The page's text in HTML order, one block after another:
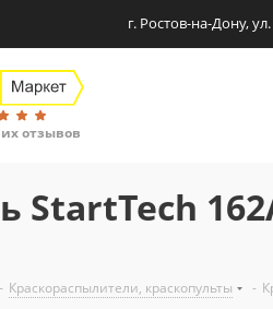
г. Ростов-на-Дону,
отзывов
StartTech
- Краскораспылители, краскопульты -